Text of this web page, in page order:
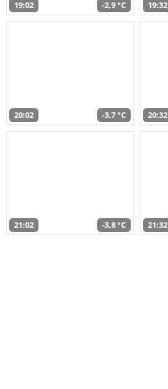
19:02 -2,9 °C 19:32
20:02 -3,7 °C 20:32
21:02 -3,8 °C 21:32